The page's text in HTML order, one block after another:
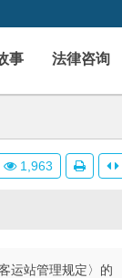
事 法律咨询
运站管理规定〉的
1,963